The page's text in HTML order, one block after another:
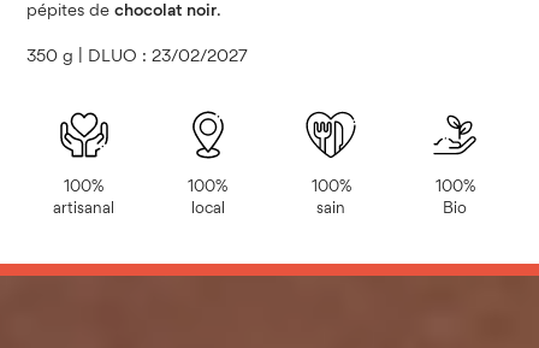
pépites dechocolat noir.
350 g | DLUO : 23/02/2027
100%
artisanal
100%
local
100%
sain
100%
Bio